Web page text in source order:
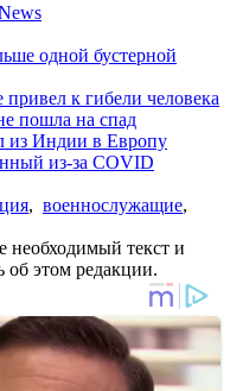
одной бустерной
к гибели человека
пошла на спад
из Индии в Европу
из-за COVID
, военнослужащие,
необходимый текст и
этом редакции.